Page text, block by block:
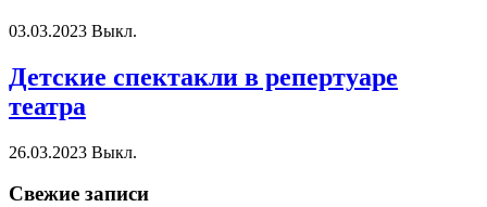
03.03.2023 Выкл.
Детские спектакли в репертуаре
театра
26.03.2023 Выкл.
Свежие записи